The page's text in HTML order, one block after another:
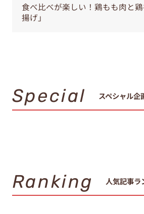
食べ比べが楽しい！鶏もも肉と
揚げ」
Special スペシャル企
Ranking 人気記事ラ